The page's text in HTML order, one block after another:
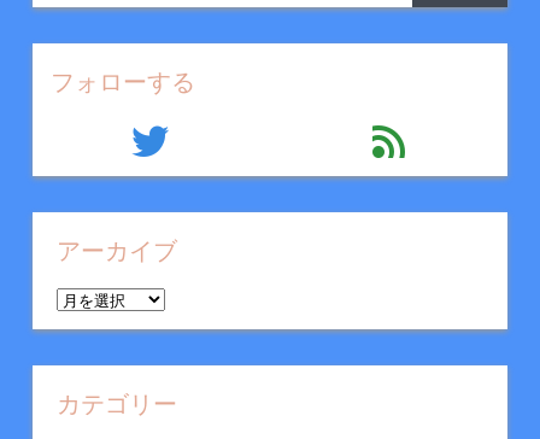
フォローする
twitter feed
アーカイブ
ア
ー
カ
イ
カテゴリー